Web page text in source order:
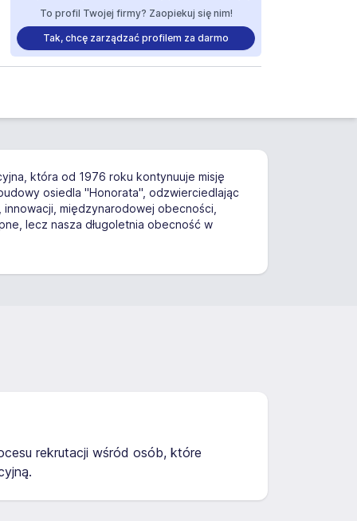
To profil Twojej firmy? Zaopiekuj się nim!
Tak, chcę zarządzać profilem za darmo
która od 1976 roku kontynuuje misję
osiedla "Honorata", odzwierciedlając
międzynarodowej obecności,
lecz nasza długoletnia obecność w
rekrutacji wśród osób, które